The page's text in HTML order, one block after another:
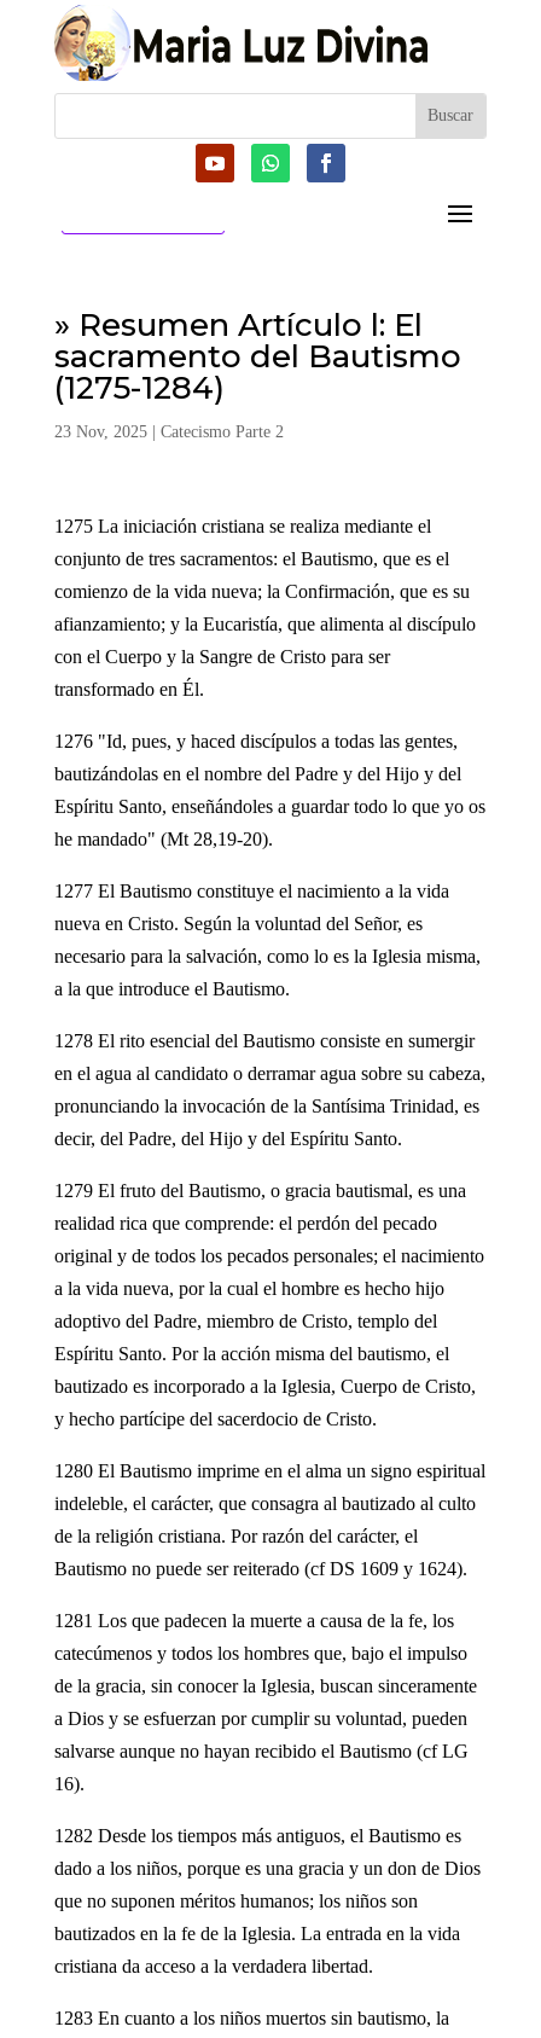
» Resumen Artículo l: El
sacramento del Bautismo
(1275-1284)
23 Nov, 2025| Catecismo Parte 2
1275 La iniciación cristiana se realiza mediante el
conjunto de tres sacramentos: el Bautismo, que es el
comienzo de la vida nueva; la Confirmación, que es su
afianzamiento; y la Eucaristía, que alimenta al discípulo
con el Cuerpo y la Sangre de Cristo para ser
transformado en Él.
1276 "Id, pues, y haced discípulos a todas las gentes,
bautizándolas en el nombre del Padre y del Hijo y del
Espíritu Santo, enseñándoles a guardar todo lo que yo os
he mandado" (Mt 28,19-20).
1277 El Bautismo constituye el nacimiento a la vida
nueva en Cristo. Según la voluntad del Señor, es
necesario para la salvación, como lo es la Iglesia misma,
a la que introduce el Bautismo.
1278 El rito esencial del Bautismo consiste en sumergir
en el agua al candidato o derramar agua sobre su cabeza,
pronunciando la invocación de la Santísima Trinidad, es
decir, del Padre, del Hijo y del Espíritu Santo.
1279 El fruto del Bautismo, o gracia bautismal, es una
realidad rica que comprende: el perdón del pecado
original y de todos los pecados personales; el nacimiento
a la vida nueva, por la cual el hombre es hecho hijo
adoptivo del Padre, miembro de Cristo, templo del
Espíritu Santo. Por la acción misma del bautismo, el
bautizado es incorporado a la Iglesia, Cuerpo de Cristo,
y hecho partícipe del sacerdocio de Cristo.
1280 El Bautismo imprime en el alma un signo espiritual
indeleble, el carácter, que consagra al bautizado al culto
de la religión cristiana. Por razón del carácter, el
Bautismo no puede ser reiterado (cf DS 1609 y 1624).
1281 Los que padecen la muerte a causa de la fe, los
catecúmenos y todos los hombres que, bajo el impulso
de la gracia, sin conocer la Iglesia, buscan sinceramente
a Dios y se esfuerzan por cumplir su voluntad, pueden
salvarse aunque no hayan recibido el Bautismo (cf LG
16).
1282 Desde los tiempos más antiguos, el Bautismo es
dado a los niños, porque es una gracia y un don de Dios
que no suponen méritos humanos; los niños son
bautizados en la fe de la Iglesia. La entrada en la vida
cristiana da acceso a la verdadera libertad.
1283 En cuanto a los niños muertos sin bautismo, la